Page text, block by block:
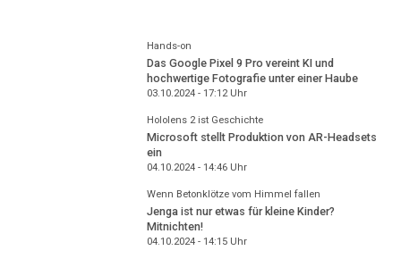
Hands-on
Das Google Pixel 9 Pro vereint KI und
hochwertige Fotografie unter einer Haube
03.10.2024 - 17:12Uhr
Hololens 2 ist Geschichte
Microsoft stellt Produktion von AR-Headsets
ein
04.10.2024 - 14:46Uhr
Wenn Betonklötze vom Himmel fallen
Jenga ist nur etwas für kleine Kinder?
Mitnichten!
04.10.2024 - 14:15Uhr